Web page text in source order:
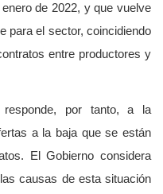
de 2022, y que vuelve
para el sector, coincidiendo
entre productores y
por tanto, a la
a la baja que se están
El Gobierno considera
causas de esta situación